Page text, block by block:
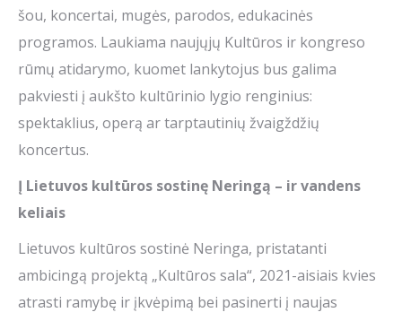
šou, koncertai, mugės, parodos, edukacinės
programos. Laukiama naujųjų Kultūros ir kongreso
rūmų atidarymo, kuomet lankytojus bus galima
pakviesti į aukšto kultūrinio lygio renginius:
spektaklius, operą ar tarptautinių žvaigždžių
koncertus.
Į Lietuvos kultūros sostinę Neringą – ir vandens
keliais
Lietuvos kultūros sostinė Neringa, pristatanti
ambicingą projektą „Kultūros sala“, 2021-aisiais kvies
atrasti ramybę ir įkvėpimą bei pasinerti į naujas